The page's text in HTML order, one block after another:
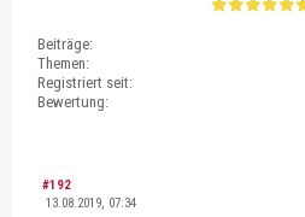
Beiträge:
Themen:
Registriert seit:
Bewertung:
#192
13.08.2019, 07:34